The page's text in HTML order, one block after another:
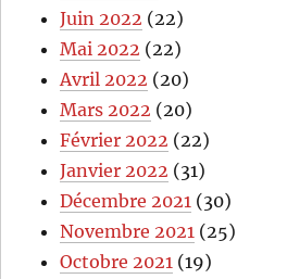
Juin 2022 (22)
Mai 2022 (22)
Avril 2022 (20)
Mars 2022 (20)
Février 2022 (22)
Janvier 2022 (31)
Décembre 2021 (30)
Novembre 2021 (25)
Octobre 2021 (19)